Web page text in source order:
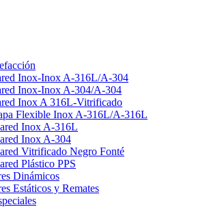
Inox-Inox A-316L/A-304
Inox-Inox A-304/A-304
Inox A 316L-Vitrificado
Flexible Inox A-316L/A-316L
Inox A-316L
Inox A-304
Vitrificado Negro Fonté
Plástico PPS
Dinámicos
Estáticos y Remates